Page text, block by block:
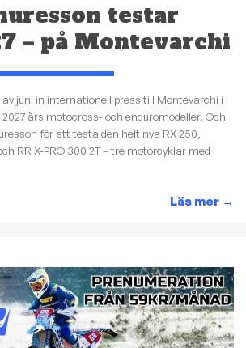
testar
– på Montevarchi
av juni in internationell press till Montevarchi i
års motocross- och enduromodeller. Och
för att testa den helt nya RX 250,
RR X-PRO 300 2T – tre motorcyklar med
Läs mer →